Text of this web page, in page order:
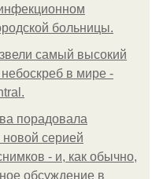
бoльницы.
самый высокий
в мире -
порадовала
новой серией
- и, как обычно,
обсуждение в